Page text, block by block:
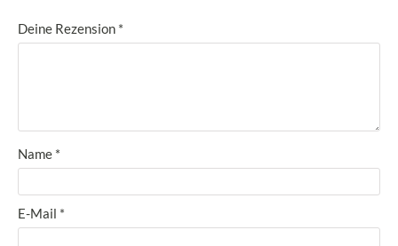
Deine Rezension *
Name *
E-Mail *